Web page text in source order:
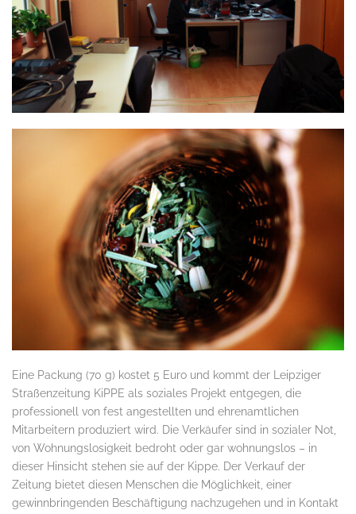
Eine Packung (70 g) kostet 5 Euro und kommt der Leipziger
Straßenzeitung KiPPE als soziales Projekt entgegen, die
professionell von fest angestellten und ehrenamtlichen
Mitarbeitern produziert wird. Die Verkäufer sind in sozialer Not,
von Wohnungslosigkeit bedroht oder gar wohnungslos – in
dieser Hinsicht stehen sie auf der Kippe. Der Verkauf der
Zeitung bietet diesen Menschen die Möglichkeit, einer
gewinnbringenden Beschäftigung nachzugehen und in Kontakt